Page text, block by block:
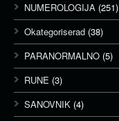
NUMEROLOGIJA (251)
Okategoriserad (38)
PARANORMALNO (5)
RUNE (3)
SANOVNIK (4)